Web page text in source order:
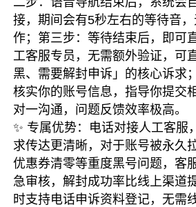
接，期间会有5秒左右的等待音
作；第三步：等待结束后，即可
工客服专员，无需额外验证，可
黑、需要解封申诉」的核心诉求
核实你的账号信息，指导你提交
对一沟通，问题反馈效率极高。
✨ 专属优势：电话对接人工客服
求传达更清晰，对于账号被永久
优惠券清零等重度黑号问题，客
急审核，解封成功率比线上渠道
时支持电话申诉资料登记，无需